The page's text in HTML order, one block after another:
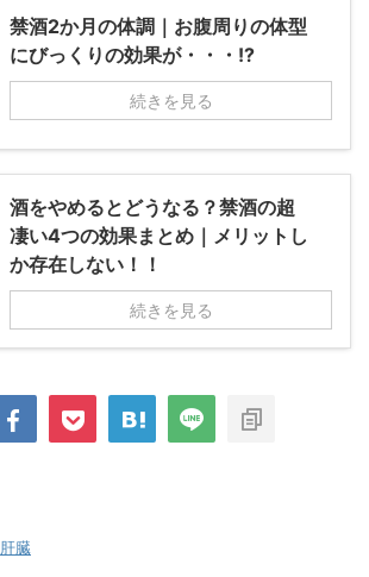
禁酒2か月の体調｜お腹周りの体型
にびっくりの効果が・・・!?
続きを見る
酒をやめるとどうなる？禁酒の超
凄い4つの効果まとめ｜メリットし
か存在しない！！
続きを見る
肝臓